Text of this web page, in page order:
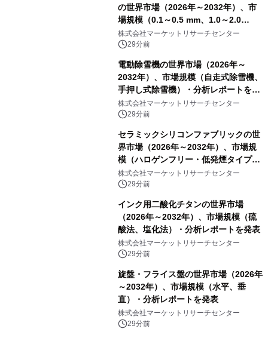
の世界市場（2026年～2032年）、市
場規模（0.1～0.5 mm、1.0～2.0
mm、その他）・分析レポートを発表
株式会社マーケットリサーチセンター
29分前
電動除雪機の世界市場（2026年～
2032年）、市場規模（自走式除雪機、
手押し式除雪機）・分析レポートを発
表
株式会社マーケットリサーチセンター
29分前
セラミックシリコンファブリックの世
界市場（2026年～2032年）、市場規
模（ハロゲンフリー・低発煙タイプ、
高膨張タイプ）・分析レポートを発表
株式会社マーケットリサーチセンター
29分前
インク用二酸化チタンの世界市場
（2026年～2032年）、市場規模（硫
酸法、塩化法）・分析レポートを発表
株式会社マーケットリサーチセンター
29分前
旋盤・フライス盤の世界市場（2026年
～2032年）、市場規模（水平、垂
直）・分析レポートを発表
株式会社マーケットリサーチセンター
29分前